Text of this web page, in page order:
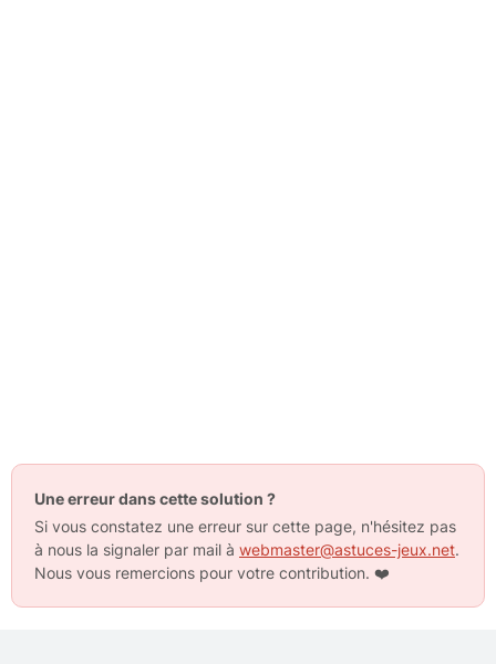
Une erreur dans cette solution ?
Si vous constatez une erreur sur cette page, n'hésitez pas
à nous la signaler par mail à webmaster@astuces-jeux.net.
Nous vous remercions pour votre contribution. ❤️